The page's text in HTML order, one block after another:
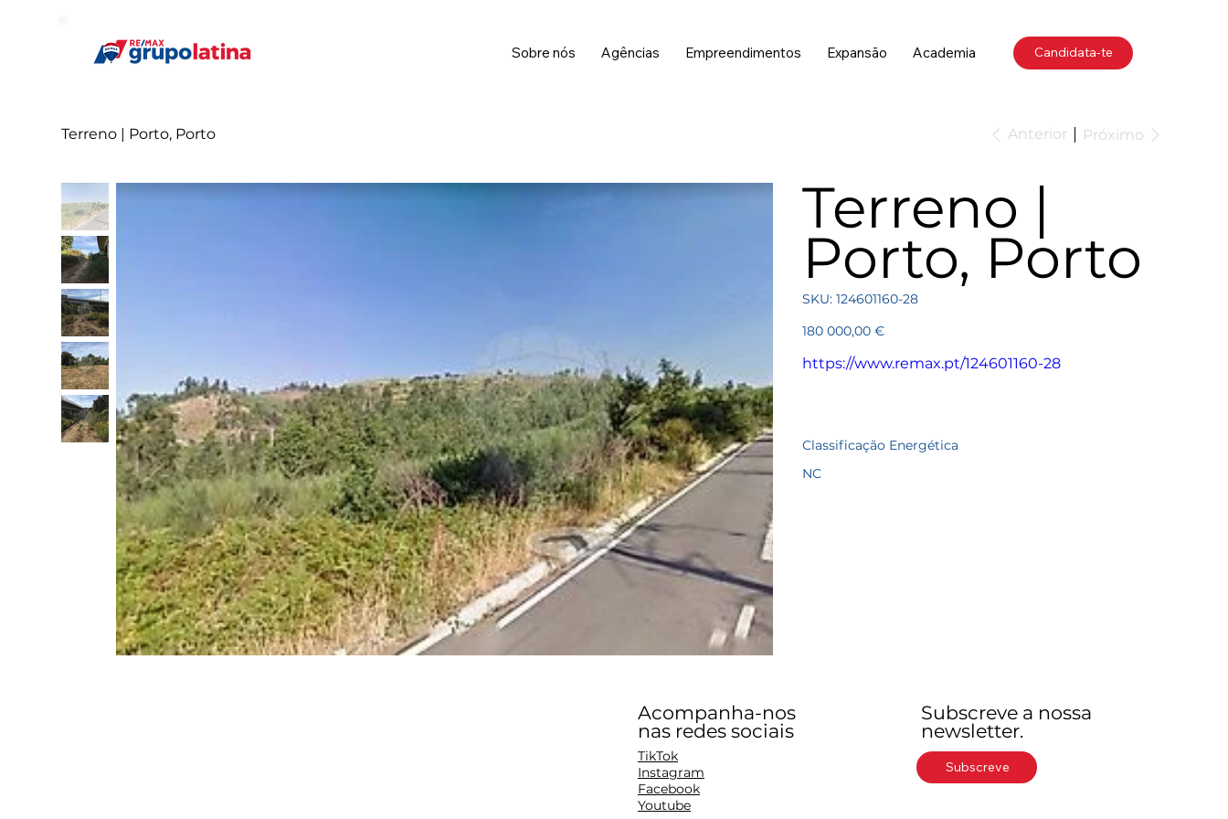
Sobre nós Agências Empreendimentos Expansão Academia Candidata-te
Terreno | Porto, Porto Anterior Próximo
Terreno |
Porto, Porto
SKU: SKU
124601160-
124601160-28
Preço
180 000,00 €
https://www.remax.pt/124601160-28
Classificação Energética
NC
Acompanha-nos
nas redes sociais
TikTok
Instagram
Facebook
Youtube
Subscreve a nossa
newsletter.
Subscreve